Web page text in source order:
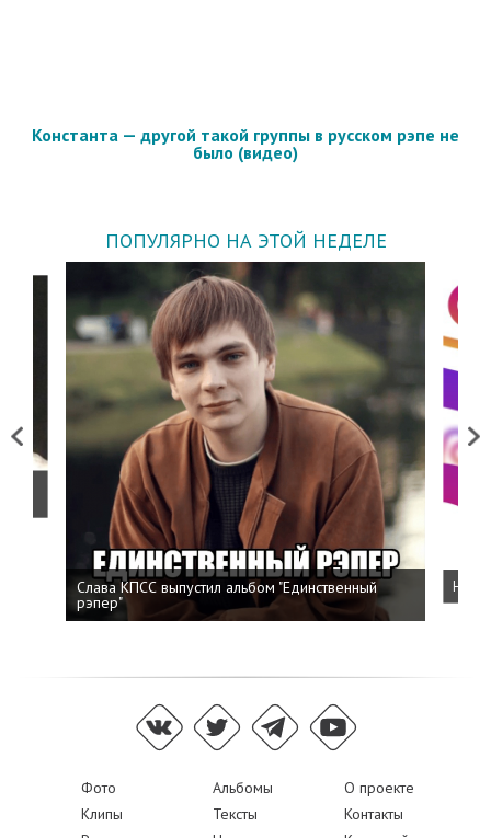
Константа — другой такой группы в русском рэпе не
было (видео)
ПОПУЛЯРНО НА ЭТОЙ НЕДЕЛЕ
Previous
Слава КПСС выпустил альбом "Единственный
рэпер"
Next
Фото Альбомы
О проекте
Клипы
Тексты
Контакты